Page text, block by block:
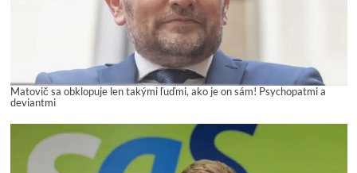
Matovič sa obklopuje len takými ľuďmi, ako je on sám! Psychopatmi a
deviantmi